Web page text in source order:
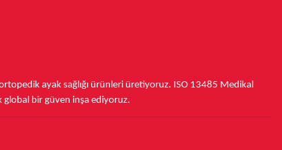
ayak sağlığı ürünleri üretiyoruz. ISO 13485 Medikal
global bir güven inşa ediyoruz.